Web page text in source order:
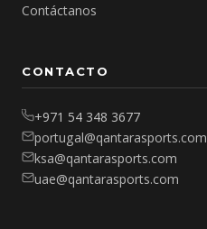
Contáctanos
CONTACTO
+971 54 348 3677
portugal@qantarasports.com
ksa@qantarasports.com
uae@qantarasports.com